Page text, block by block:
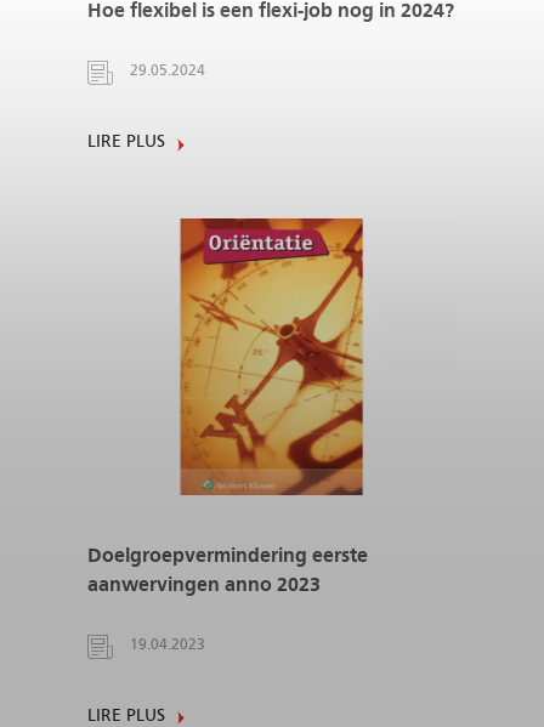
Hoe flexibel is een flexi-job nog in 2024?
29.05.2024
LIRE PLUS
Doelgroepvermindering eerste
aanwervingen anno 2023
19.04.2023
LIRE PLUS